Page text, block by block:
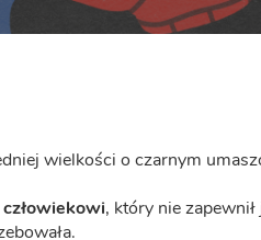
wielkości o czarnym
, który nie